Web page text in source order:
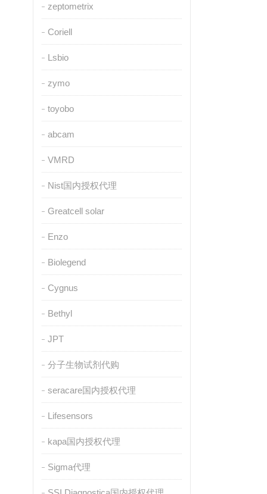
zeptometrix
Coriell
Lsbio
zymo
toyobo
abcam
VMRD
Nist国内授权代理
Greatcell solar
Enzo
Biolegend
Cygnus
Bethyl
JPT
分子生物试剂代购
seracare国内授权代理
Lifesensors
kapa国内授权代理
Sigma代理